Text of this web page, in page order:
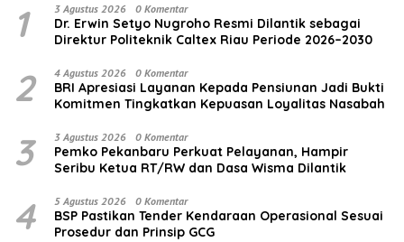
1 3 Agustus 2026 0 Komentar
‎Dr. Erwin Setyo Nugroho Resmi Dilantik sebagai
Direktur Politeknik Caltex Riau Periode 2026–2030
2 4 Agustus 2026 0 Komentar
BRI Apresiasi Layanan Kepada Pensiunan Jadi Bukti
Komitmen Tingkatkan Kepuasan Loyalitas Nasabah
3 3 Agustus 2026 0 Komentar
Pemko Pekanbaru Perkuat Pelayanan, Hampir
Seribu Ketua RT/RW dan Dasa Wisma Dilantik
4 5 Agustus 2026 0 Komentar
BSP Pastikan Tender Kendaraan Operasional Sesuai
Prosedur dan Prinsip GCG